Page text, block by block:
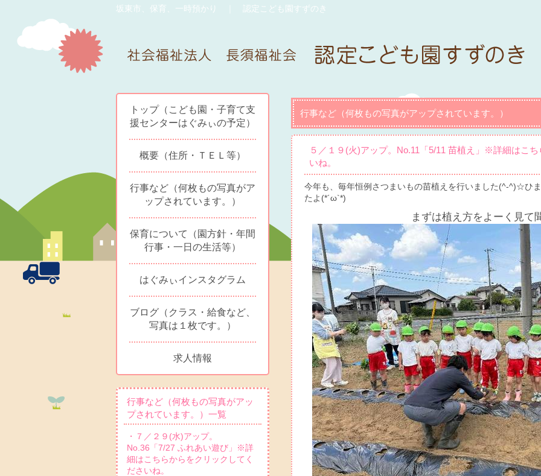
坂東市、保育、一時預かり ｜ 認定こども園すずのき
トップ（こども園・子育て支
援センターはぐみぃの予定）
概要（住所・ＴＥＬ等）
行事など（何枚もの写真がア
ップされています。）
保育について（園方針・年間
行事・一日の生活等）
はぐみぃインスタグラム
ブログ（クラス・給食など、
写真は１枚です。）
求人情報
行事など（何枚もの写真がアッ
プされています。）一覧
・７／２９(水)アップ。
No.36「7/27 ふれあい遊び」※詳
細はこちらからをクリックしてく
ださいね。
行事など（何枚もの写真がアップされています。）
５／１９(火)アップ。No.11「5/11 苗植え」※詳細はこ
いね。
今年も、毎年恒例さつまいもの苗植えを行いました(^-^)☆ひ
たよ(*´ω`*)
まずは植え方をよーく見て